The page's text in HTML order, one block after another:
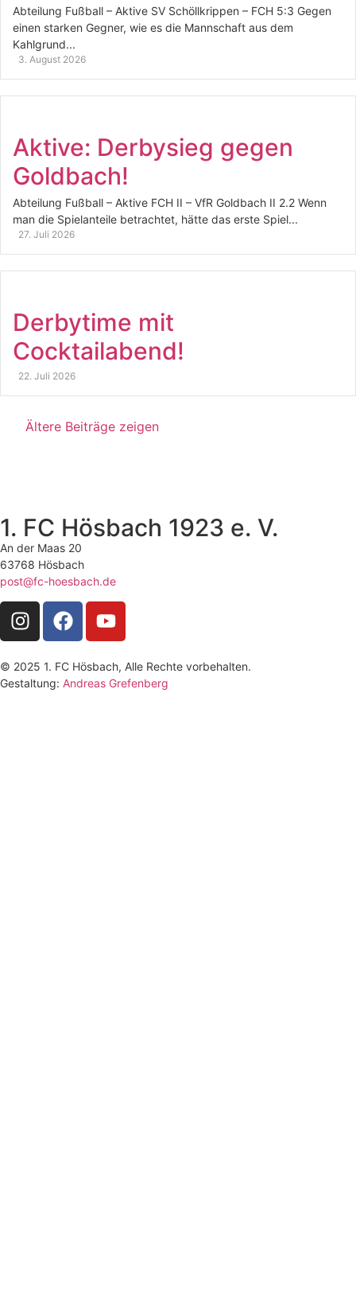
Abteilung Fußball – Aktive SV Schöllkrippen – FCH 5:3 Gegen
einen starken Gegner, wie es die Mannschaft aus dem
Kahlgrund...
3. August 2026
Aktive: Derbysieg gegen
Goldbach!
Abteilung Fußball – Aktive FCH II – VfR Goldbach II 2.2 Wenn
man die Spielanteile betrachtet, hätte das erste Spiel...
27. Juli 2026
Derbytime mit
Cocktailabend!
22. Juli 2026
Ältere Beiträge zeigen
1. FC Hösbach 1923 e. V.
An der Maas 20
63768 Hösbach
post@fc-hoesbach.de
© 2025 1. FC Hösbach, Alle Rechte vorbehalten.
Gestaltung: Andreas Grefenberg